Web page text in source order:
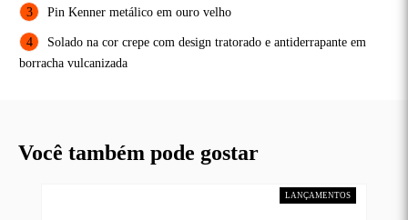
Pin Kenner metálico em ouro velho
Solado na cor crepe com design tratorado e antiderrapante em
borracha vulcanizada
Você também pode gostar